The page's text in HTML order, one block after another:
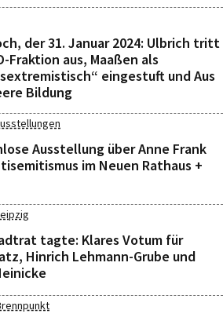
der 31. Januar 2024: Ulbrich tritt
Fraktion aus, Maaßen als
eingestuft und Aus
Bildung
Ausstellung über Anne Frank
im Neuen Rathaus +
tagte: Klares Votum für
Hinrich Lehmann-Grube und